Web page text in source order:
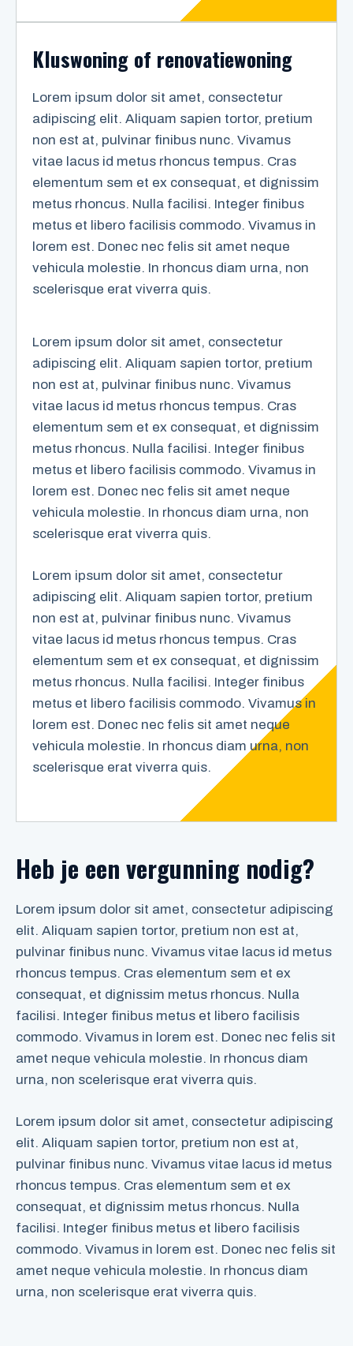
Kluswoning of renovatiewoning
Lorem ipsum dolor sit amet, consectetur
adipiscing elit. Aliquam sapien tortor, pretium
non est at, pulvinar finibus nunc. Vivamus
vitae lacus id metus rhoncus tempus. Cras
elementum sem et ex consequat, et dignissim
metus rhoncus. Nulla facilisi. Integer finibus
metus et libero facilisis commodo. Vivamus in
lorem est. Donec nec felis sit amet neque
vehicula molestie. In rhoncus diam urna, non
scelerisque erat viverra quis.
Lorem ipsum dolor sit amet, consectetur
adipiscing elit. Aliquam sapien tortor, pretium
non est at, pulvinar finibus nunc. Vivamus
vitae lacus id metus rhoncus tempus. Cras
elementum sem et ex consequat, et dignissim
metus rhoncus. Nulla facilisi. Integer finibus
metus et libero facilisis commodo. Vivamus in
lorem est. Donec nec felis sit amet neque
vehicula molestie. In rhoncus diam urna, non
scelerisque erat viverra quis.
Lorem ipsum dolor sit amet, consectetur
adipiscing elit. Aliquam sapien tortor, pretium
non est at, pulvinar finibus nunc. Vivamus
vitae lacus id metus rhoncus tempus. Cras
elementum sem et ex consequat, et dignissim
metus rhoncus. Nulla facilisi. Integer finibus
metus et libero facilisis commodo. Vivamus in
lorem est. Donec nec felis sit amet neque
vehicula molestie. In rhoncus diam urna, non
scelerisque erat viverra quis.
Heb je een vergunning nodig?
Lorem ipsum dolor sit amet, consectetur adipiscing
elit. Aliquam sapien tortor, pretium non est at,
pulvinar finibus nunc. Vivamus vitae lacus id metus
rhoncus tempus. Cras elementum sem et ex
consequat, et dignissim metus rhoncus. Nulla
facilisi. Integer finibus metus et libero facilisis
commodo. Vivamus in lorem est. Donec nec felis sit
amet neque vehicula molestie. In rhoncus diam
urna, non scelerisque erat viverra quis.
Lorem ipsum dolor sit amet, consectetur adipiscing
elit. Aliquam sapien tortor, pretium non est at,
pulvinar finibus nunc. Vivamus vitae lacus id metus
rhoncus tempus. Cras elementum sem et ex
consequat, et dignissim metus rhoncus. Nulla
facilisi. Integer finibus metus et libero facilisis
commodo. Vivamus in lorem est. Donec nec felis sit
amet neque vehicula molestie. In rhoncus diam
urna, non scelerisque erat viverra quis.